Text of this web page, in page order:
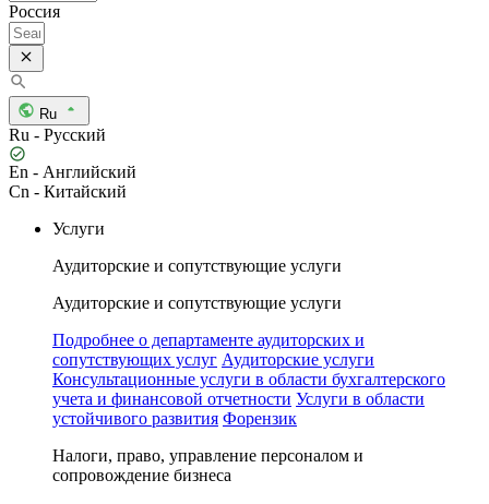
Россия
Ru
Ru - Русский
En - Английский
Cn - Китайский
Услуги
Аудиторские и сопутствующие услуги
Аудиторские и сопутствующие услуги
Подробнее о департаменте аудиторских и
сопутствующих услуг Аудиторские услуги
Консультационные услуги в области бухгалтерского
учета и финансовой отчетности Услуги в области
устойчивого развития Форензик
Налоги, право, управление персоналом и
сопровождение бизнеса